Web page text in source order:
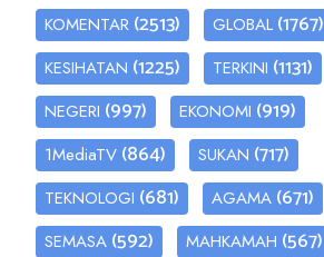
KOMENTAR (2513) GLOBAL (1767)
KESIHATAN (1225) TERKINI (1131)
NEGERI (997) EKONOMI (919)
1MediaTV (864) SUKAN (717)
TEKNOLOGI (681) AGAMA (671)
SEMASA (592) MAHKAMAH (567)